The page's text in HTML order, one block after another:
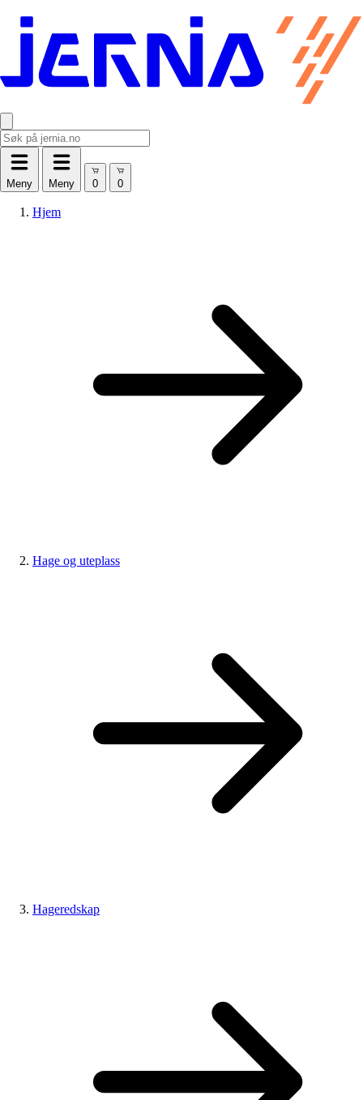
Meny Meny
Hjem
Hage og uteplass
Hageredskap